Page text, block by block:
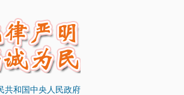
共和国中央人民政府